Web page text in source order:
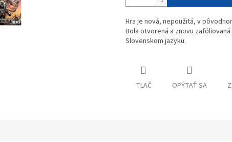
Hra je nová, nepoužitá, v
Bola otvorená a znovu
Slovenskom jazyku.
TLAČ OPÝTAŤ SA